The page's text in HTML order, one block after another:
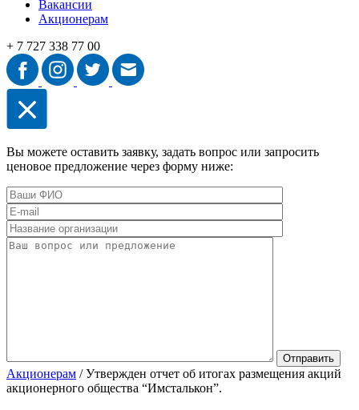
Вакансии
Акционерам
+ 7 727 338 77 00
Вы можете оставить заявку, задать вопрос или запросить
ценовое предложение через форму ниже:
Акционерам /Утвержден отчет об итогах размещения акций
акционерного общества “Имсталькон”.